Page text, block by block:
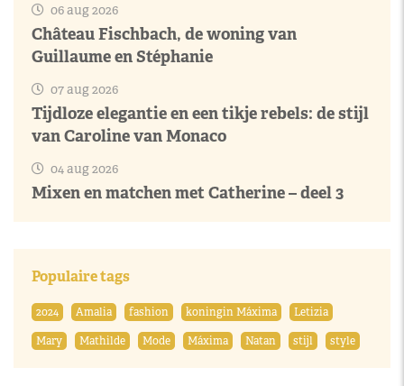
06 aug 2026
Château Fischbach, de woning van
Guillaume en Stéphanie
07 aug 2026
Tijdloze elegantie en een tikje rebels: de stijl
van Caroline van Monaco
04 aug 2026
Mixen en matchen met Catherine – deel 3
Populaire tags
2024 Amalia fashion koningin Máxima
Letizia
Mary
Mathilde Mode Máxima Natan stijl style